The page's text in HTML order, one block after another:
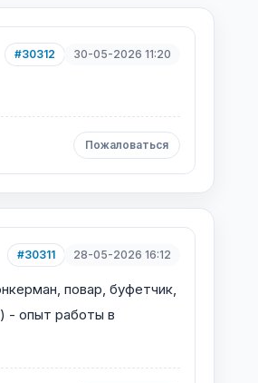
#30312 30-05-2026 11:20
Пожаловаться
#30311 28-05-2026 16:12
повар, буфетчик,
- опыт работы в